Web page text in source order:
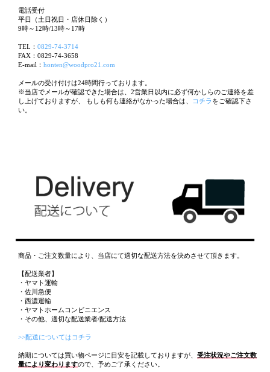
電話受付
平日（土日祝日・店休日除く）
9時～12時/13時～17時
TEL： 0829-74-3714
FAX：0829-74-3658
E-mail： honten@woodpro21.com
メールの受け付けは24時間行っております。
※当店でメールが確認できた場合は、2営業日以内に必ず何かしらのご連絡を差
し上げておりますが、 もしも何も連絡がなかった場合は、
コチラ をご確認下さ
い。
商品・ご注文数量により、当店にて適切な配送方法を決めさせて頂きます。
【配送業者】
・ヤマト運輸
・佐川急便
・西濃運輸
・ヤマトホームコンビニエンス
・その他、適切な配送業者/配送方法
>>配送についてはコチラ
納期については買い物ページに目安を記載しておりますが、 受注状況やご注文数
量により変わりますので、予めご了承ください。